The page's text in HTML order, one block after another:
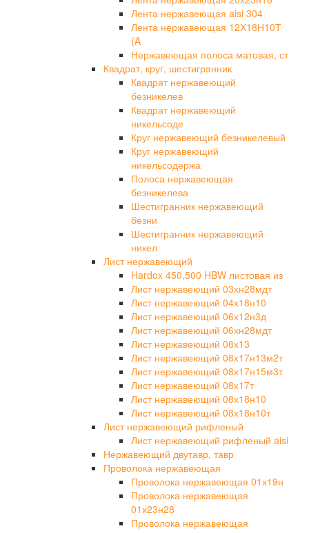
Лента нержавеющая aisi 304
Лента нержавеющая 12Х18Н10Т
(A
Нержавеющая полоса матовая, ст
Квадрат, круг, шестигранник
Квадрат нержавеющий
безникелев
Квадрат нержавеющий
никельсоде
Круг нержавеющий безникелевый
Круг нержавеющий
никельсодержа
Полоса нержавеющая
безникелева
Шестигранник нержавеющий
безни
Шестигранник нержавеющий
никел
Лист нержавеющий
Hardox 450,500 HBW листовая из
Лист нержавеющий 03хн28мдт
Лист нержавеющий 04х18н10
Лист нержавеющий 06х12н3д
Лист нержавеющий 06хн28мдт
Лист нержавеющий 08х13
Лист нержавеющий 08х17н13м2т
Лист нержавеющий 08х17н15м3т
Лист нержавеющий 08х17т
Лист нержавеющий 08х18н10
Лист нержавеющий 08х18н10т
Лист нержавеющий рифленый
Лист нержавеющий рифленый aisi
Нержавеющий двутавр, тавр
Проволока нержавеющая
Проволока нержавеющая 01х19н
Проволока нержавеющая
01х23н28
Проволока нержавеющая